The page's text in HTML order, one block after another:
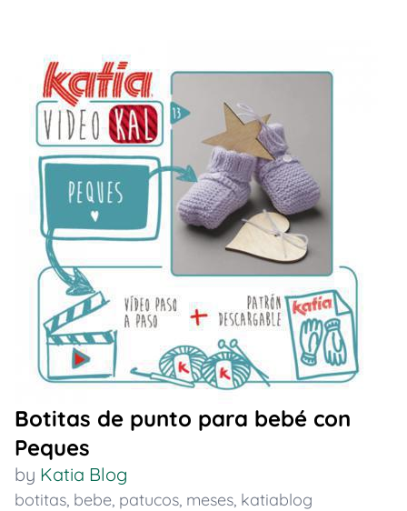
Botitas de punto para bebé con
Peques
by Katia Blog
botitas, bebe, patucos, meses, katiablog